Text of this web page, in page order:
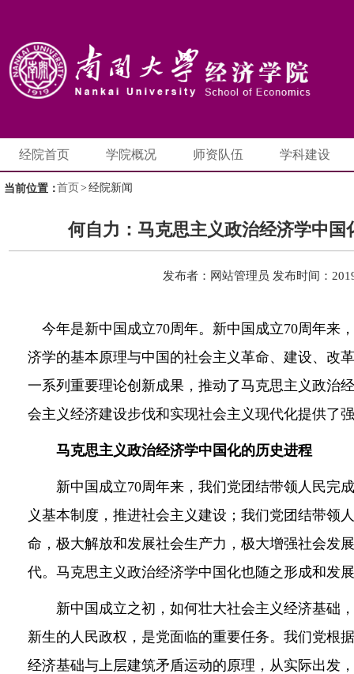
经院首页 学院概况 师资队伍 学科建设
当前位置：首页 > 经院新闻
何自力：马克思主义政治经济学中国
发布者：网站管理员 发布时间：
今年是新中国成立70周年。新中国成立70周年来
济学的基本原理与中国的社会主义革命、建设、改
一系列重要理论创新成果，推动了马克思主义政治
会主义经济建设步伐和实现社会主义现代化提供了
马克思主义政治经济学中国化的历史进程
新中国成立70周年来，我们党团结带领人民完
义基本制度，推进社会主义建设；我们党团结带领
命，极大解放和发展社会生产力，极大增强社会发
代。马克思主义政治经济学中国化也随之形成和发
新中国成立之初，如何壮大社会主义经济基础
新生的人民政权，是党面临的重要任务。我们党根
经济基础与上层建筑矛盾运动的原理，从实际出发